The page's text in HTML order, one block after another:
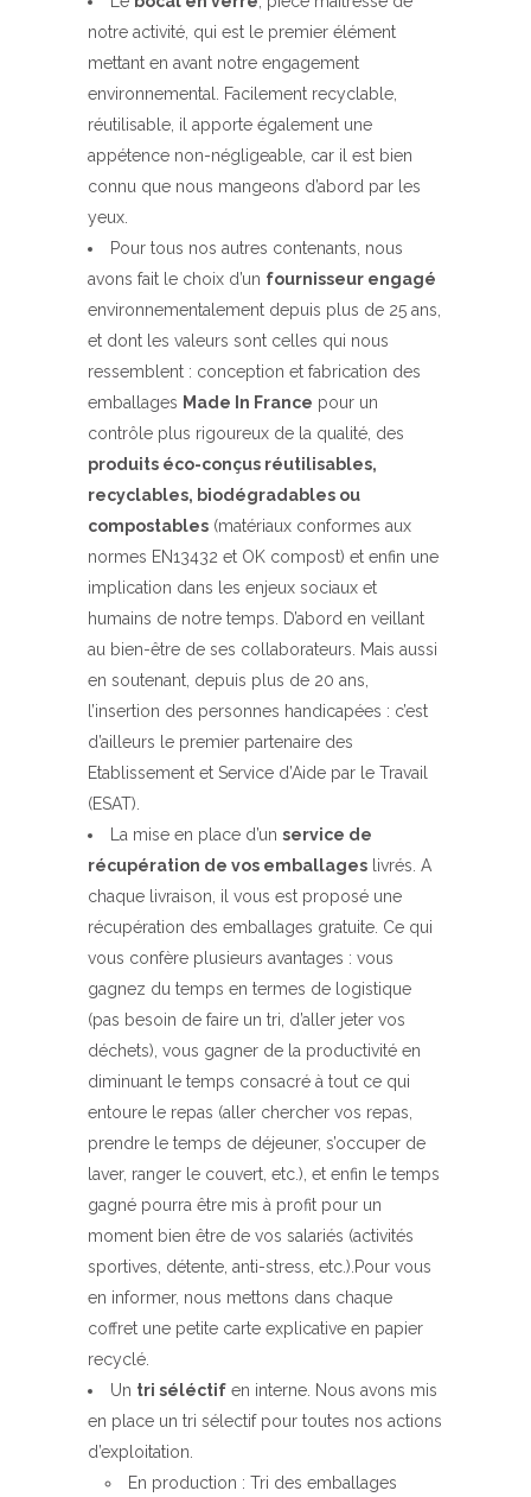
notre activité, qui est le premier élément
mettant en avant notre engagement
environnemental. Facilement recyclable,
réutilisable, il apporte également une
appétence non-négligeable, car il est bien
connu que nous mangeons d’abord par les
yeux.
Pour tous nos autres contenants, nous
avons fait le choix d’un fournisseur engagé
environnementalement depuis plus de 25 ans,
et dont les valeurs sont celles qui nous
ressemblent : conception et fabrication des
emballages Made In France pour un
contrôle plus rigoureux de la qualité, des
produits éco-conçus réutilisables,
recyclables, biodégradables ou
compostables (matériaux conformes aux
normes EN13432 et OK compost) et enfin une
implication dans les enjeux sociaux et
humains de notre temps. D’abord en veillant
au bien-être de ses collaborateurs. Mais aussi
en soutenant, depuis plus de 20 ans,
l’insertion des personnes handicapées : c’est
d’ailleurs le premier partenaire des
Etablissement et Service d’Aide par le Travail
(ESAT).
La mise en place d’un service de
récupération de vos emballages livrés. A
chaque livraison, il vous est proposé une
récupération des emballages gratuite. Ce qui
vous confère plusieurs avantages : vous
gagnez du temps en termes de logistique
(pas besoin de faire un tri, d’aller jeter vos
déchets), vous gagner de la productivité en
diminuant le temps consacré à tout ce qui
entoure le repas (aller chercher vos repas,
prendre le temps de déjeuner, s’occuper de
laver, ranger le couvert, etc.), et enfin le temps
gagné pourra être mis à profit pour un
moment bien être de vos salariés (activités
sportives, détente, anti-stress, etc.).Pour vous
en informer, nous mettons dans chaque
coffret une petite carte explicative en papier
recyclé.
Un tri séléctif en interne. Nous avons mis
en place un tri sélectif pour toutes nos actions
d’exploitation.
En production : Tri des emballages